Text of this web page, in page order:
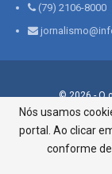
(79) 2106-8000
© 2026 - O
Infonet -
Aracaju-SE,
Nós usamos
portal. Ao clicar
conforme